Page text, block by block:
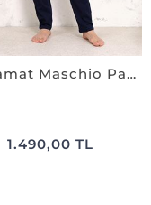
Ds Damat Maschio Pamuk Pijama Takımı LACİVERT
1.490,00 TL